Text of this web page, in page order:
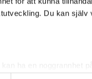
Du kan
ha en noggrannhet
som